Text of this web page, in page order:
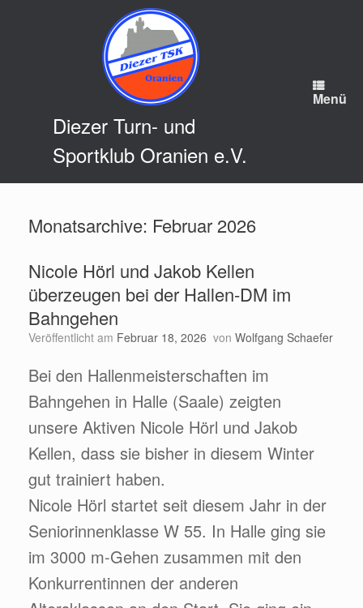
Diezer Turn- und
Sportklub Oranien e.V.
Menü
Monatsarchive: Februar 2026
Nicole Hörl und Jakob Kellen
überzeugen bei der Hallen-DM im
Bahngehen
Veröffentlicht am Februar 18, 2026 von Wolfgang Schaefer
Bei den Hallenmeisterschaften im
Bahngehen in Halle (Saale) zeigten
unsere Aktiven Nicole Hörl und Jakob
Kellen, dass sie bisher in diesem Winter
gut trainiert haben.
Nicole Hörl startet seit diesem Jahr in der
Seniorinnenklasse W 55. In Halle ging sie
im 3000 m-Gehen zusammen mit den
Konkurrentinnen der anderen